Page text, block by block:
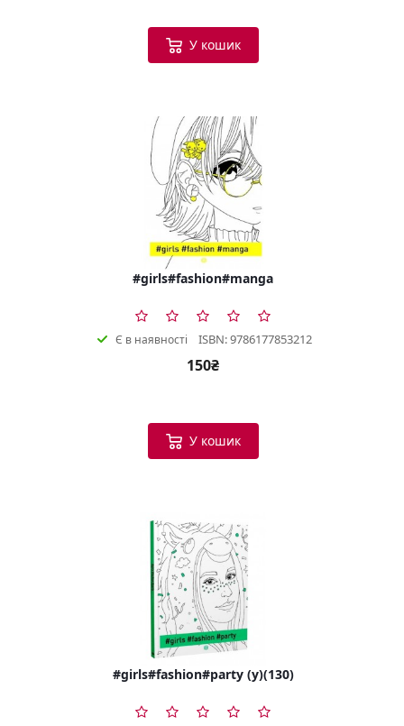
У кошик
#girls#fashion#manga
Є в наявності ISBN: 9786177853212
150₴
У кошик
#girls#fashion#party (у)(130)